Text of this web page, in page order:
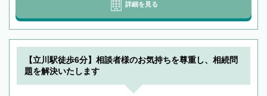
詳細を見る
【立川駅徒歩6分】相談者様のお気持ちを尊重し、相続問
題を解決いたします